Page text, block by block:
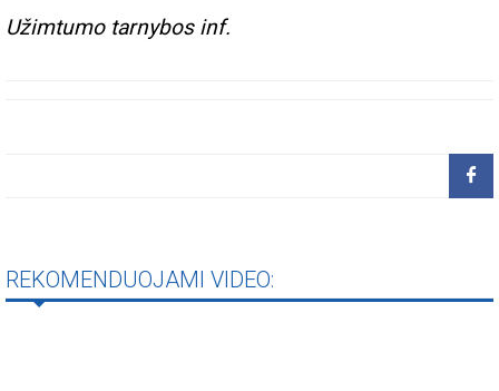
Užimtumo tarnybos inf.
REKOMENDUOJAMI VIDEO: